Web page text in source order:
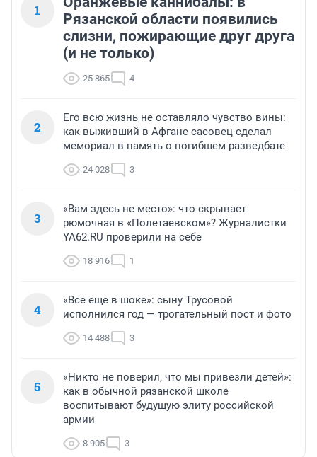
1
Рязанской области появились
слизни, пожирающие друг друга
(и не только)
25 865 4
2
Его всю жизнь не оставляло чувство вины:
как выживший в Афгане сасовец сделал
мемориал в память о погибшем разведбате
24 028 3
3
«Вам здесь не место»: что скрывает
рюмочная в «Полетаевском»? Журналистки
YA62.RU проверили на себе
18 916 1
4
«Все еще в шоке»: сыну Трусовой
исполнился год — трогательный пост и фото
14 488 3
5
«Никто не поверил, что мы привезли детей»:
как в обычной рязанской школе
воспитывают будущую элиту российской
армии
8 905 3